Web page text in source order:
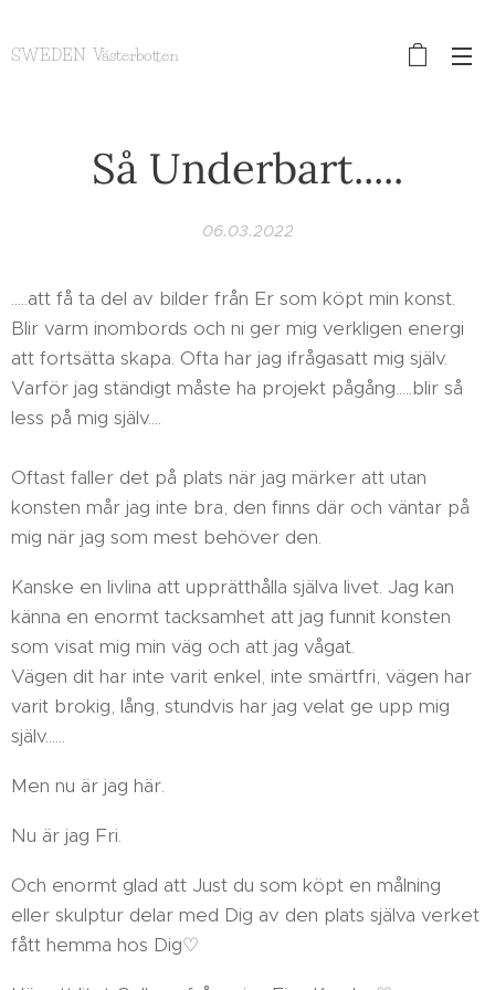
SWEDEN Västerbotten
Så Underbart.....
06.03.2022
.....att få ta del av bilder från Er som köpt min konst.
Blir varm inombords och ni ger mig verkligen energi
att fortsätta skapa. Ofta har jag ifrågasatt mig själv.
Varför jag ständigt måste ha projekt pågång.....blir så
less på mig själv....
Oftast faller det på plats när jag märker att utan
konsten mår jag inte bra, den finns där och väntar på
mig när jag som mest behöver den.
Kanske en livlina att upprätthålla själva livet. Jag kan
känna en enormt tacksamhet att jag funnit konsten
som visat mig min väg och att jag vågat.
Vägen dit har inte varit enkel, inte smärtfri, vägen har
varit brokig, lång, stundvis har jag velat ge upp mig
själv......
Men nu är jag här.
Nu är jag Fri.
Och enormt glad att Just du som köpt en målning
eller skulptur delar med Dig av den plats själva verket
fått hemma hos Dig♡